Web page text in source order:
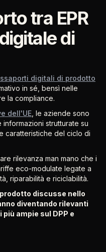
tra EPR
di
digitali di prodotto
in sé, bensì nelle
la compliance.
dell'UE , le aziende sono
strutturate su
caratteristiche del ciclo di
rilevanza man mano che i
eco-modulate legate a
riparabilità e riciclabilità.
discusse nello
diventando rilevanti
ampie sul DPP e